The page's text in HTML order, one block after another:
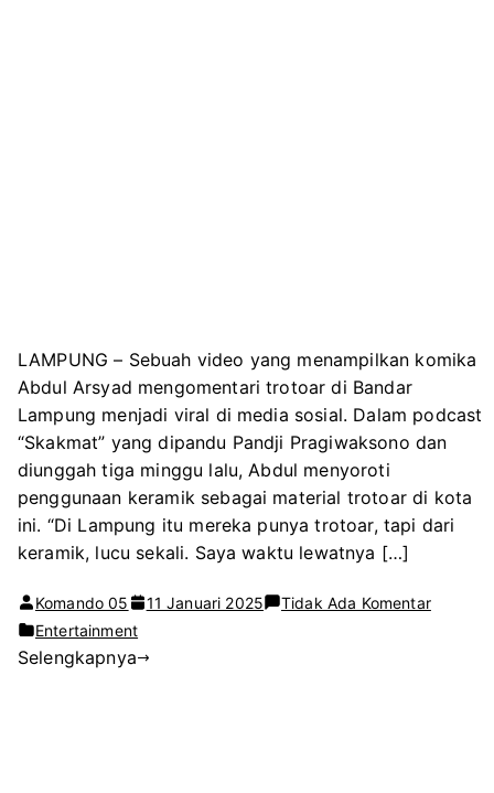
LAMPUNG – Sebuah video yang menampilkan komika
Abdul Arsyad mengomentari trotoar di Bandar
Lampung menjadi viral di media sosial. Dalam podcast
“Skakmat” yang dipandu Pandji Pragiwaksono dan
diunggah tiga minggu lalu, Abdul menyoroti
penggunaan keramik sebagai material trotoar di kota
ini. “Di Lampung itu mereka punya trotoar, tapi dari
keramik, lucu sekali. Saya waktu lewatnya […]
Komando 05 11 Januari 2025 Tidak Ada Komentarpada
Entertainment
Selengkapnya